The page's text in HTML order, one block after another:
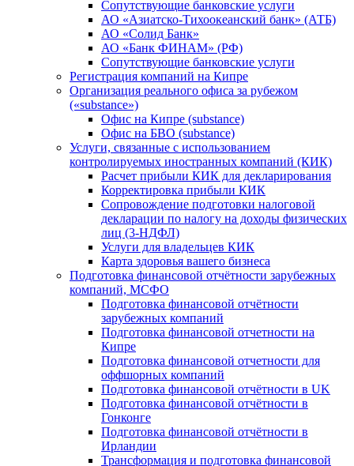
Сопутствующие банковские услуги
АО «Азиатско-Тихоокеанский банк» (АТБ)
АО «Солид Банк»
АО «Банк ФИНАМ» (РФ)
Сопутствующие банковские услуги
Регистрация компаний на Кипре
Организация реального офиса за рубежом
(«substance»)
Офис на Кипре (substance)
Офис на БВО (substance)
Услуги, связанные с использованием
контролируемых иностранных компаний (КИК)
Расчет прибыли КИК для декларирования
Корректировка прибыли КИК
Сопровождение подготовки налоговой
декларации по налогу на доходы физических
лиц (3-НДФЛ)
Услуги для владельцев КИК
Карта здоровья вашего бизнеса
Подготовка финансовой отчётности зарубежных
компаний, МСФО
Подготовка финансовой отчётности
зарубежных компаний
Подготовка финансовой отчетности на
Кипре
Подготовка финансовой отчетности для
оффшорных компаний
Подготовка финансовой отчётности в UK
Подготовка финансовой отчётности в
Гонконге
Подготовка финансовой отчётности в
Ирландии
Трансформация и подготовка финансовой